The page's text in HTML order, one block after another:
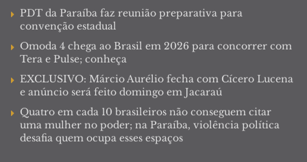
PDT da Paraíba faz reunião preparativa para
convenção estadual
Omoda 4 chega ao Brasil em 2026 para concorrer com
Tera e Pulse; conheça
EXCLUSIVO: Márcio Aurélio fecha com Cícero Lucena
e anúncio será feito domingo em Jacaraú
Quatro em cada 10 brasileiros não conseguem citar
uma mulher no poder; na Paraíba, violência política
desafia quem ocupa esses espaços